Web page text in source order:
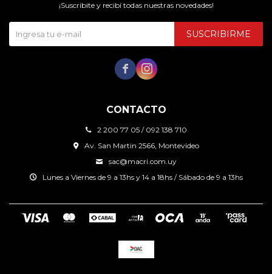
CONTACTO
2 200 77 05 / 092 138 710
Av. San Martin 2566, Montevideo
sac@macri.com.uy
Lunes a Viernes de 9 a 13hs y 14 a 18hs / Sábado de 9 a 13hs
¡Suscribite y recibí todas nuestras novedades!
SUSCRIBIRME
 